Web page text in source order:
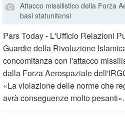
Attacco missilistico della Forza
basi statunitensi
Pars Today - L'Ufficio Relazioni
Guardie della Rivoluzione
concomitanza con l'attacco
dalla Forza Aerospaziale
«La violazione delle norme che
avrà conseguenze molto pesanti».